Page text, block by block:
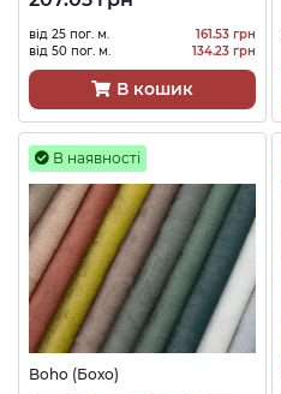
від 25 пог. м.
161.53 грн
від 50 пог. м.
134.23 грн
В кошик
В наявності
Boho (Бохо)